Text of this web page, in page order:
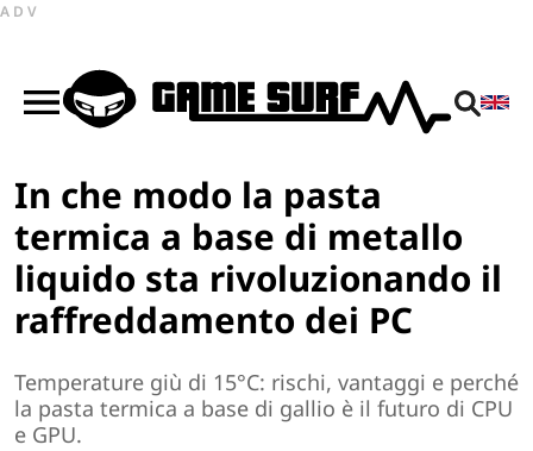
ADV
In che modo la pasta
termica a base di metallo
liquido sta rivoluzionando il
raffreddamento dei PC
Temperature giù di 15°C: rischi, vantaggi e perché
la pasta termica a base di gallio è il futuro di CPU
e GPU.